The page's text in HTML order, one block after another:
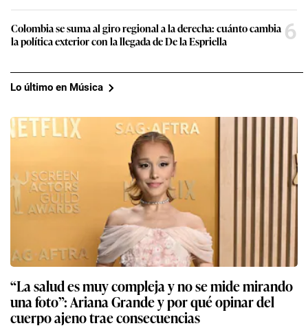
Colombia se suma al giro regional a la derecha: cuánto cambia
la política exterior con la llegada de De la Espriella
6
Lo último en Música
“La salud es muy compleja y no se mide mirando
una foto”: Ariana Grande y por qué opinar del
cuerpo ajeno trae consecuencias